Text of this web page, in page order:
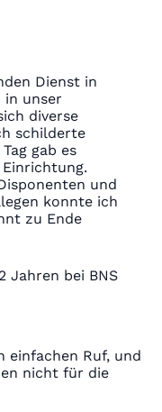
Dienst in
in unser
diverse
schilderte
gab es
und
konnte ich
zu Ende
Jahren bei BNS
einfachen Ruf, und
nicht für die